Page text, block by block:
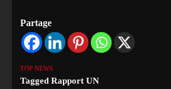
Partage
TOP NEWS
Tagged Rapport UN